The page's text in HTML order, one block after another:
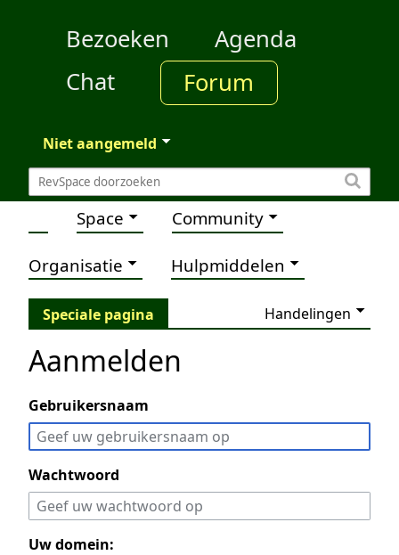
Bezoeken
Agenda
Chat
Forum
Niet aangemeld
Space Community
Organisatie Hulpmiddelen
Speciale pagina Handelingen
Aanmelden
Gebruikersnaam
Wachtwoord
Uw domein: